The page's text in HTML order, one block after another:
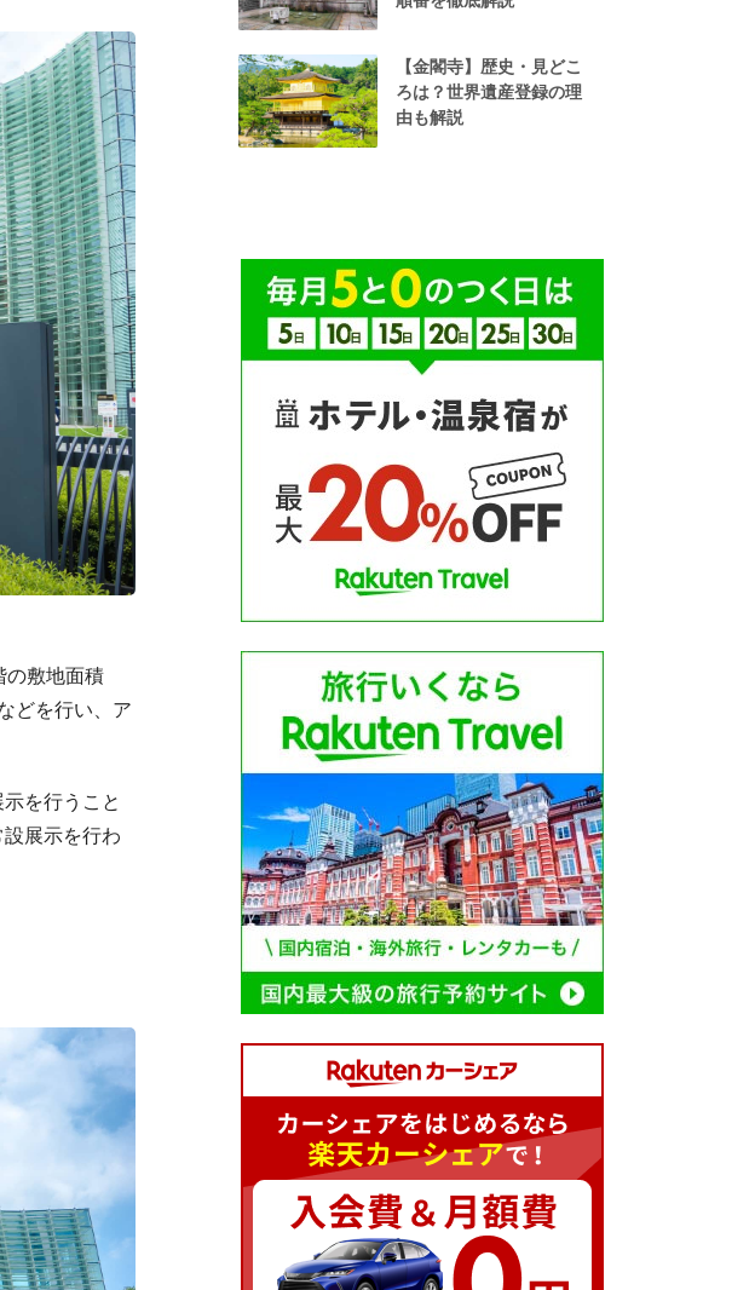
の敷地面積
どを行い、ア
を行うこと
展示を行わ
【金閣寺】歴史・見どこ
ろは？世界遺産登録の理
由も解説